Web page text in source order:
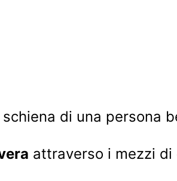
di una persona
attraverso i mezzi di